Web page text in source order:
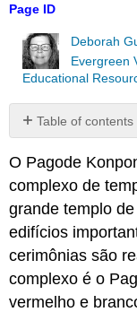
Page ID
Deborah
Evergreen
Educational
Table of contents
No
O Pagode
complexo de
grande templo
edifícios
cerimônias são
complexo é o
vermelho e